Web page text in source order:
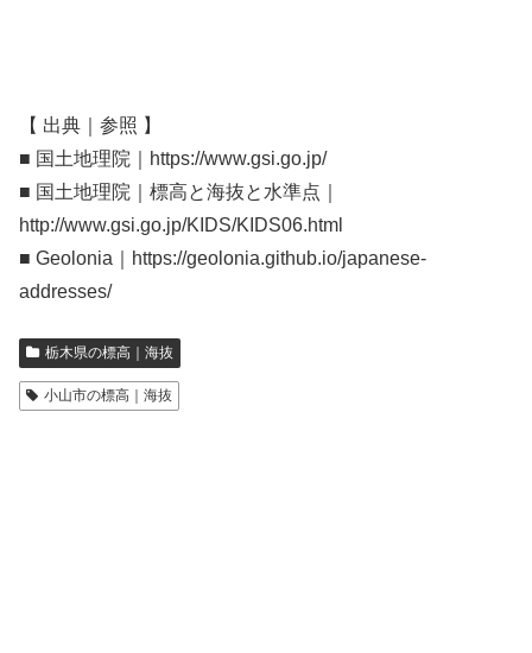
【 出典｜参照 】
■ 国土地理院｜https://www.gsi.go.jp/
■ 国土地理院｜標高と海抜と水準点｜
http://www.gsi.go.jp/KIDS/KIDS06.html
■ Geolonia｜https://geolonia.github.io/japanese-
addresses/
栃木県の標高｜海抜
小山市の標高｜海抜